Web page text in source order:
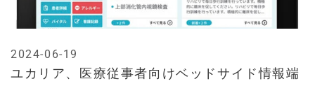
ユカリア、医療従事者向けベッドサイド情報端
2024-06-19